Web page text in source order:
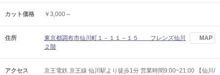
カット価格 ￥3,000～
住所
東京都調布市仙川町１－１１－１５ フレンズ仙川
２階
MAP
アクセス
京王電鉄 京王線 仙川駅より徒歩1分 営業時間9:00~21:00 【仙川/